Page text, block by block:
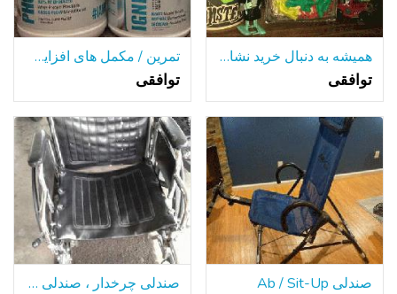
همیشه به دنبال خرید نشانه های قدیمی ، تبلیغات ، اسباب بازی ، بازی،کارت ، بیشتر
توافقی
تمرین / مکمل های افزایش رژیم غذایی
توافقی
صندلی Ab / Sit-Up صندلی چرخدار ، صندلی دوش